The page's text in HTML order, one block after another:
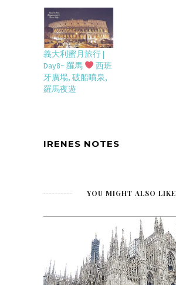
義大利蜜月旅行 |
Day8~ 羅馬
西班
牙廣場, 破船噴泉,
羅馬夜遊
IRENES NOTES
YOU MIGHT ALSO LIKE